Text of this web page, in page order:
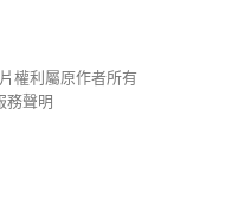
權利屬原作者所有
務聲明